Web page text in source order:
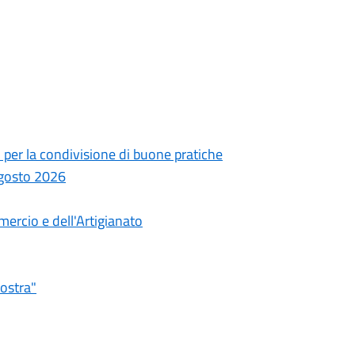
la condivisione di buone pratiche
2026
e dell'Artigianato